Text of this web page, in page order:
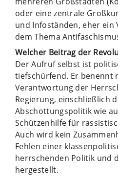
oder eine zentrale
und Infoständen, eher ein
dem Thema
Welcher Beitrag der
Der Aufruf selbst ist
tiefschürfend. Er benennt
Verantwortung der
Regierung, einschließlich
Abschottungspolitik wie
Schützenhilfe für
Auch wird kein
Fehlen einer
herrschenden Politik und
hergestellt.